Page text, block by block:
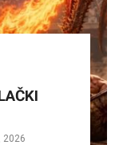
2026